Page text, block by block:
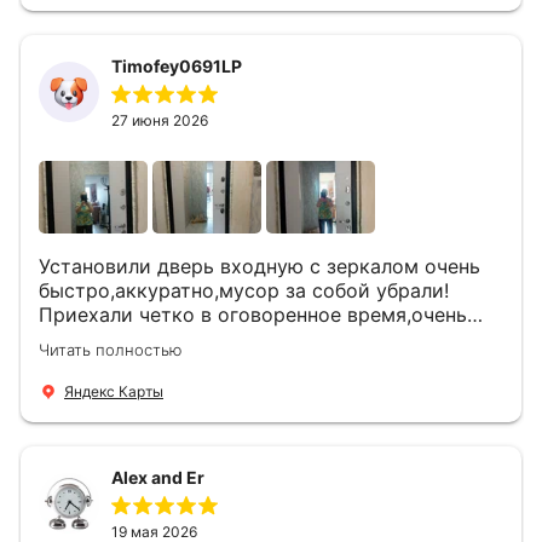
Timofey0691LP
27 июня 2026
Установили дверь входную с зеркалом очень
быстро,аккуратно,мусор за собой убрали!
Приехали четко в оговоренное время,очень
вежливые,деликатные рабочие .Все
понравилось и дверь ,и работа и цена!
Читать полностью
Яндекс Карты
Alex and Er
19 мая 2026